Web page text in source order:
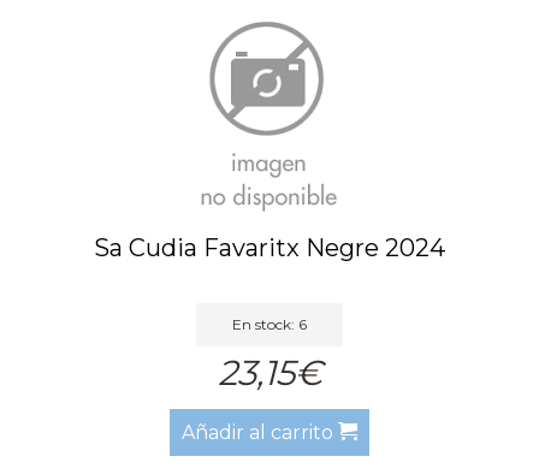
Sa Cudia Favaritx Negre 2024
En stock: 6
23,15€
Añadir al carrito